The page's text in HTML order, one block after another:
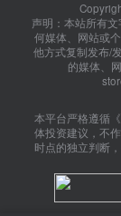
声明：本站所有
何媒体、网站或
他方式复制发布/
的媒体、
本平台严格遵循
体投资建议，不
时点的独立判断